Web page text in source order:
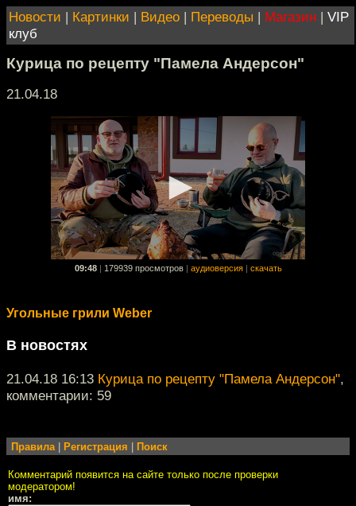
Новости | Картинки | Видео | Переводы | Магазин | VIP
клуб
Курица по рецепту "Памела Андерсон"
21.04.18
09:48 179939 просмотров аудиоверсия скачать
Угольные грили Weber
В новостях
21.04.18 16:13 Курица по рецепту "Памела Андерсон",
комментарии: 59
Правила| Регистрация Поиск
Комментарий появится на сайте только после проверки
модератором!
имя: